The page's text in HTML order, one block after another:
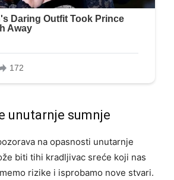
unutarnje sumnje
na opasnosti unutarnje
biti tihi kradljivac sreće koji nas
rizike i isprobamo nove stvari.